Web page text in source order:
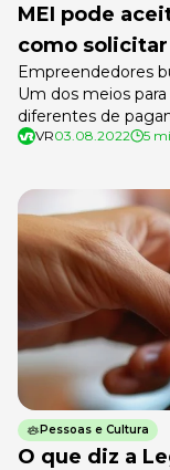
MEI pode
como
Empreendedores
Um dos meios
diferentes de
comércio. Assim,
VR03.08.2022 5
Pessoas e Cultura
O que diz a